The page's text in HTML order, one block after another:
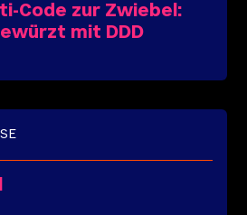
Code zur Zwiebel:
mit DDD